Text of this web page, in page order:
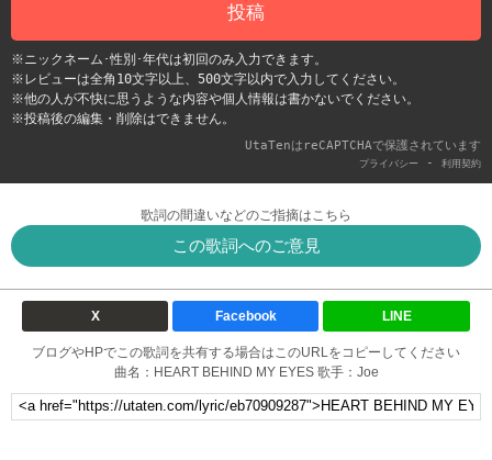
投稿
※ニックネーム･性別･年代は初回のみ入力できます。
※レビューは全角10文字以上、500文字以内で入力してください。
※他の人が不快に思うような内容や個人情報は書かないでください。
※投稿後の編集・削除はできません。
UtaTenはreCAPTCHAで保護されています
プライバシー - 利用契約
歌詞の間違いなどのご指摘はこちら
この歌詞へのご意見
X Facebook LINE
ブログやHPでこの歌詞を共有する場合はこのURLをコピーしてください
曲名：HEART BEHIND MY EYES 歌手：Joe